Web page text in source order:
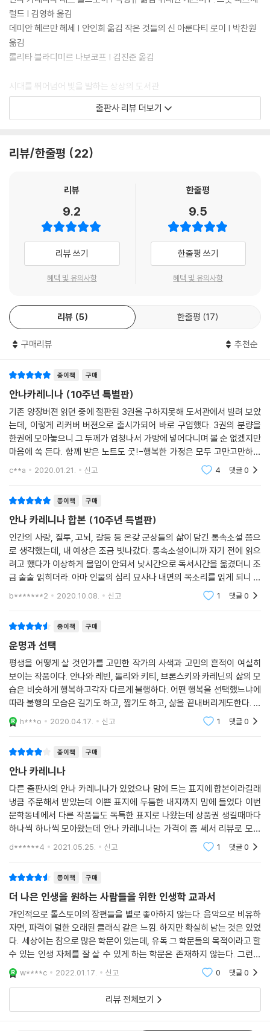
럴드 | 김영하 옮김
데미안 헤르만 헤세 | 안인희 옮김 작은 것들의 신 아룬다티 로이 | 박찬원
옮김
롤리타 블라디미르 나보코프 | 김진준 옮김
시대를 뛰어넘어 빛을 발하는 상상의 도서관
문학동네 세계문학전집 10주년 기념 리커버 특별판 출간
발하는 상상의 도서관 문학동네 세계문학전집이 10주년을 맞았다. 2009
로몬의 노래』까지 11개 언어권 127명 작가들의 대표 걸작을 선보였으며,
되는 고전의 상식을 따른 불멸의 걸작들을 정교하고 유려한 번역과 해설로
선보이고, 동시대 세계의 중요한 정치?문화적 실천에 영감을 준 현대 고전
을 엄선하며, 나아가 연구의 진전 및 변화하는 사회상을 고려해 미래 고전
로운 장정으로 10주년 기념 한정판을 출간한다. 1차분 5종(『숨그네』 『대
성당』 『불안의 책』 『빌러비드』 『어두운 상점들의 거리』)에 더해 다음의 2
차분 5종을 선보인다. 톨스토이 권위자 박형규 교수가 옮긴, 『안나 카레니
나』 번역의 결정판으로 손꼽히는 문학동네 세계문학전집 3권을 합본한
츠비』, 데뷔와 동시에 부커상을 거머쥔 걸작 『작은 것들의 신』, 20세기 문
학의 가장 아름다운 스캔들 『롤리타』, 동네책방 주인장들의 투표로 결정된
열번째 작품 『데미안』까지 다섯 작품이다. 가히 세계문학사를 빛낸 전설적
캐릭터들의 면모를 새로운 이미지로 구현한 표지가 특장이다.
출판사 리뷰 더보기
리뷰/한줄평 22
리뷰
9.2
리뷰 쓰기
혜택 및 유의사항
한줄평
9.5
한줄평 쓰기
혜택 및 유의사항
리뷰 5 한줄평 17
구매리뷰 추천순
종이책 구매
안나카레니나 (10주년 특별판)
기존 양장버젼 읽던 중에 절판된 3권을 구하지못해 도서관에서 빌려 보았
는데, 이렇게 리커버 버젼으로 출시가되어 바로 구입했다. 3권의 분량을
한권에 모아놓으니 그 두께가 엄청나서 가방에 넣어다니며 볼 순 없겠지만
마음에 쏙 든다. 함께 받은 노트도 굿!-행복한 가정은 모두 고만고만하지
만 무릇 불행한 가정은 나름나름으로 불행하다. 워낙 유명한 문장이라 한
c**a 2020.01.21. 신고 4 댓글0
종이책 구매
안나 카레니나 합본 (10주년 특별판)
인간의 사랑, 질투, 고뇌, 갈등 등 온갖 군상들의 삶이 담긴 통속소설 쯤으
로 생각했는데, 내 예상은 조금 빗나갔다. 통속소설이니까 자기 전에 읽으
려고 했다가 이상하게 몰입이 안되서 낮시간으로 독서시간을 옮겼더니 조
금 술술 읽히더라. 아마 인물의 심리 묘사나 내면의 목소리를 읽게 되니 내
내면도 덩달아 무겁게 축 처지는 것이 아닐까 싶었다.나에게 러시아소설은
b*******2 2020.10.08. 신고 1 댓글0
종이책 구매
운명과 선택
평생을 어떻게 살 것인가를 고민한 작가의 사색과 고민의 흔적이 여실히
보이는 작품이다. 안나와 레빈, 돌리와 키티, 브론스키와 카레닌의 삶의 모
습은 비슷하게 행복하고각자 다르게 불행하다. 어떤 행복을 선택했느냐에
따라 불행의 모습은 길기도 하고, 짧기도 하고, 삶을 끝내버리게도한다. 우
리는 어떤 행복을 추구하며 살아갈까?비록 힘든 시련을 겪으며 살더라도
정신적으로
h***o 2020.04.17. 신고 1 댓글0
종이책 구매
안나 카레니나
다른 출판사의 안나 카레니나가 있었으나 맘에 드는 표지에 합본이라길래
냉큼 주문해서 받았는데 이쁜 표지에 두툼한 내지까지 맘에 들었다 이번
문학동네에서 다른 작품들도 독특한 표지로 나왔는데 상품권 생길때마다
하나씩 하나씩 모아왔는데 안나 카레니나는 가격이 좀 쎄서 리뷰로 모은
포인트로 구매해서 시간이 조금 걸렸다 다른 유명한 작품들도 나왔음 하는
d******4 2021.05.25. 신고 1 댓글0
종이책 구매
더 나은 인생을 원하는 사람들을 위한 인생학 교과서
개인적으로 톨스토이의 장편들을 별로 좋아하지 않는다. 음악으로 비유하
자면, 파격이 덜한 오래된 클래식 같은 느낌. 하지만 확실히 남는 것은 있었
다. 세상에는 참으로 많은 학문이 있는데, 유독 그 학문들의 목적이라고 할
수 있는 인생 자체를 잘 살 수 있게 하는 학문은 존재하지 않는다. 그런데
가끔, 어떤 소설은 내가 조악하게나마 '인생학'이라 이름붙인 그 반드시 필
요한 학
w****c 2022.01.17. 신고 0 댓글0
리뷰 전체보기